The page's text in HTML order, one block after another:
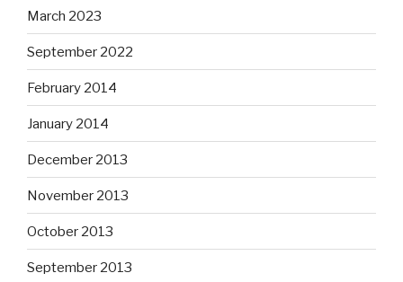
March 2023
September 2022
February 2014
January 2014
December 2013
November 2013
October 2013
September 2013